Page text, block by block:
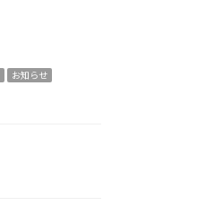
お知らせ